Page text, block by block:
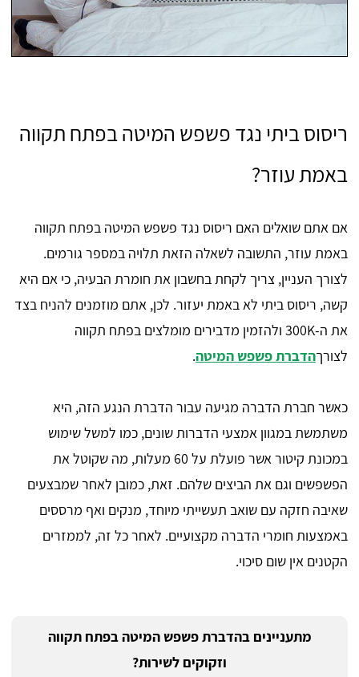
ריסוס ביתי נגד פשפש המיטה בפתח תקווה
באמת עוזר?
אם אתם שואלים האם ריסוס נגד פשפש המיטה בפתח תקווה
באמת עוזר, התשובה לשאלה הזאת תלויה במספר גורמים.
לצורך העניין, צריך לקחת בחשבון את חומרת הבעיה, כי אם היא
קשה, ריסוס ביתי לא באמת יעזור. לכן, אתם מוזמנים להניח בצד
את ה-300K ולהזמין מדבירים מומלצים בפתח תקווה
לצורךהדברת פשפש המיטה.
כאשר חברת הדברה מגיעה עבור הדברת הנגע הזה, היא
משתמשת במגוון אמצעי הדברות שונים, כמו למשל שימוש
במכונת קיטור אשר פועלת על 60 מעלות, מה שקוטל את
הפשפשים וגם את הביצים שלהם. זאת, כמובן לאחר שמבצעים
שאיבה חזקה עם שואב תעשייתי מיוחד, מנקים ואף מרססים
באמצעות חומרי הדברה מקצועיים. לאחר כל זה, לממזרים
הקטנים אין שום סיכוי.
מתעניינים בהדברת פשפש המיטה בפתח תקווה
וזקוקים לשירות?